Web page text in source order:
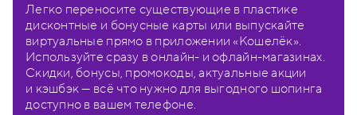
Легко переносите существующие в пластике
дисконтные и бонусные карты или выпускайте
виртуальные прямо в приложении «Кошелёк».
Используйте сразу в онлайн- и офлайн-магазинах.
Скидки, бонусы, промокоды, актуальные акции
и кэшбэк — всё что нужно для выгодного шопинга
доступно в вашем телефоне.